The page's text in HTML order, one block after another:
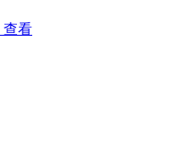
查看